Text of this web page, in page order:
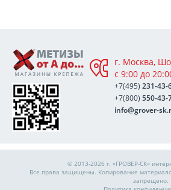
г. Москва,
с 9:00 до
+7(495) 231-43-
+7(800) 550-43-
info@grover-
© 2013-2026 г. «ГРОВЕР-СК»
Все права защищены. Копирование
запрещено.